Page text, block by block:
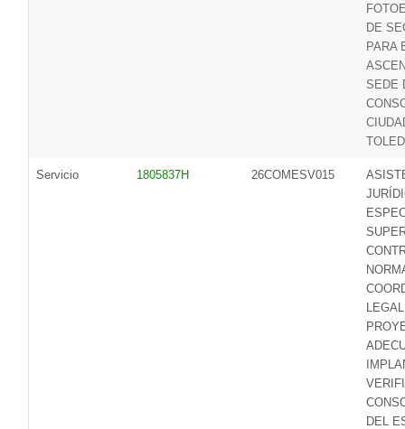
DE
PARA
SEDE
Servicio 1805837H 26COMESV015
DEL